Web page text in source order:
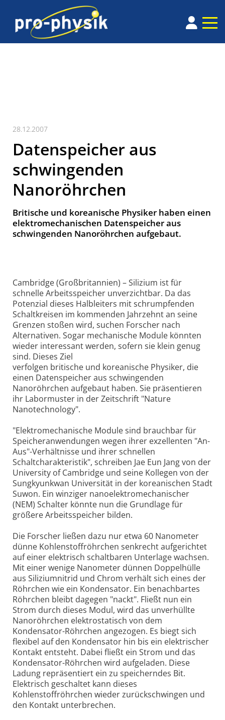
28.12.2007
Datenspeicher aus
schwingenden
Nanoröhrchen
Britische und koreanische Physiker haben einen
elektromechanischen Datenspeicher aus
schwingenden Nanoröhrchen aufgebaut.
Cambridge (Großbritannien) – Silizium ist für
schnelle Arbeitsspeicher unverzichtbar. Da das
Potenzial dieses Halbleiters mit schrumpfenden
Schaltkreisen im kommenden Jahrzehnt an seine
Grenzen stoßen wird, suchen Forscher nach
Alternativen. Sogar mechanische Module könnten
wieder interessant werden, sofern sie klein genug
sind. Dieses Ziel
verfolgen britische und koreanische Physiker, die
einen Datenspeicher aus schwingenden
Nanoröhrchen aufgebaut haben. Sie präsentieren
ihr Labormuster in der Zeitschrift "Nature
Nanotechnology".
"Elektromechanische Module sind brauchbar für
Speicheranwendungen wegen ihrer exzellenten "An-
Aus"-Verhältnisse und ihrer schnellen
Schaltcharakteristik", schreiben Jae Eun Jang von der
University of Cambridge und seine Kollegen von der
Sungkyunkwan Universität in der koreanischen Stadt
Suwon. Ein winziger nanoelektromechanischer
(NEM) Schalter könnte nun die Grundlage für
größere Arbeitsspeicher bilden.
Die Forscher ließen dazu nur etwa 60 Nanometer
dünne Kohlenstoffröhrchen senkrecht aufgerichtet
auf einer elektrisch schaltbaren Unterlage wachsen.
Mit einer wenige Nanometer dünnen Doppelhülle
aus Siliziumnitrid und Chrom verhält sich eines der
Röhrchen wie ein Kondensator. Ein benachbartes
Röhrchen bleibt dagegen "nackt". Fließt nun ein
Strom durch dieses Modul, wird das unverhüllte
Nanoröhrchen elektrostatisch von dem
Kondensator-Röhrchen angezogen. Es biegt sich
flexibel auf den Kondensator hin bis ein elektrischer
Kontakt entsteht. Dabei fließt ein Strom und das
Kondensator-Röhrchen wird aufgeladen. Diese
Ladung repräsentiert ein zu speicherndes Bit.
Elektrisch geschaltet kann dieses
Kohlenstoffröhrchen wieder zurückschwingen und
den Kontakt unterbrechen.